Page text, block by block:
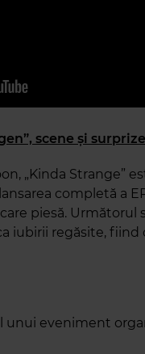
scene și surprize
„Kinda Strange”
completă a
piesă. Următorul
iubirii regăsite, fiind
unui eveniment